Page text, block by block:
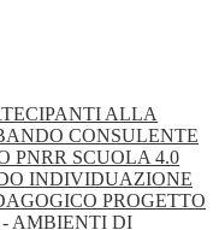
ALLA
CONSULENTE
PNRR SCUOLA 4.0
INDIVIDUAZIONE
PROGETTO
- AMBIENTI DI